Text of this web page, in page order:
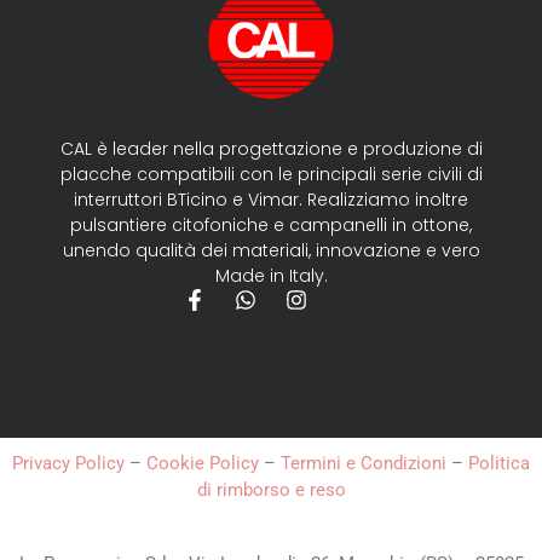
CAL è leader nella progettazione e produzione di
placche compatibili con le principali serie civili di
interruttori BTicino e Vimar. Realizziamo inoltre
pulsantiere citofoniche e campanelli in ottone,
unendo qualità dei materiali, innovazione e vero
Made in Italy.
Privacy Policy – Cookie Policy – Termini e Condizioni – Politica
di rimborso e reso